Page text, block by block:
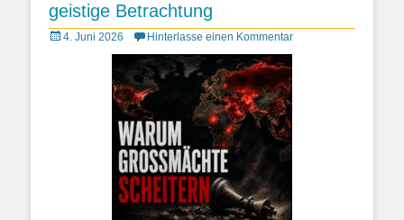
geistige Betrachtung
Posted
4. Juni 2026 Hinterlasse einen Kommentar